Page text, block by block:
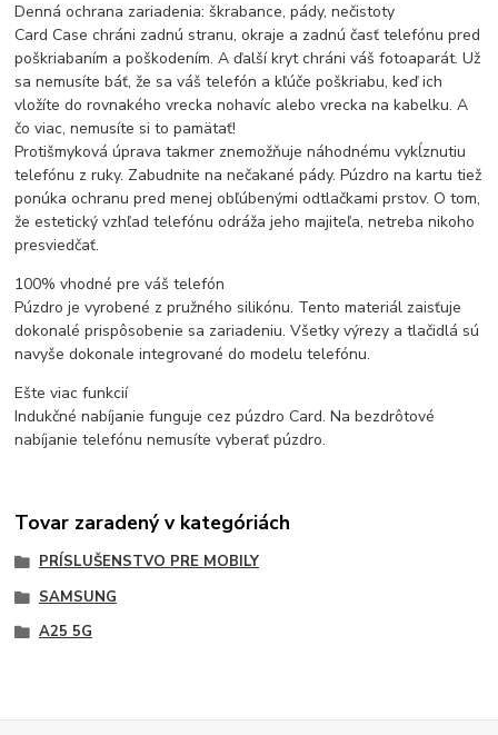
Denná ochrana zariadenia: škrabance, pády, nečistoty
Card Case chráni zadnú stranu, okraje a zadnú časť telefónu pred
poškriabaním a poškodením. A ďalší kryt chráni váš fotoaparát. Už
sa nemusíte báť, že sa váš telefón a kľúče poškriabu, keď ich
vložíte do rovnakého vrecka nohavíc alebo vrecka na kabelku. A
čo viac, nemusíte si to pamätať!
Protišmyková úprava takmer znemožňuje náhodnému vykĺznutiu
telefónu z ruky. Zabudnite na nečakané pády. Púzdro na kartu tiež
ponúka ochranu pred menej obľúbenými odtlačkami prstov. O tom,
že estetický vzhľad telefónu odráža jeho majiteľa, netreba nikoho
presviedčať.
100% vhodné pre váš telefón
Púzdro je vyrobené z pružného silikónu. Tento materiál zaisťuje
dokonalé prispôsobenie sa zariadeniu. Všetky výrezy a tlačidlá sú
navyše dokonale integrované do modelu telefónu.
Ešte viac funkcií
Indukčné nabíjanie funguje cez púzdro Card. Na bezdrôtové
nabíjanie telefónu nemusíte vyberať púzdro.
Tovar zaradený v kategóriách
PRÍSLUŠENSTVO PRE MOBILY
SAMSUNG
A25 5G